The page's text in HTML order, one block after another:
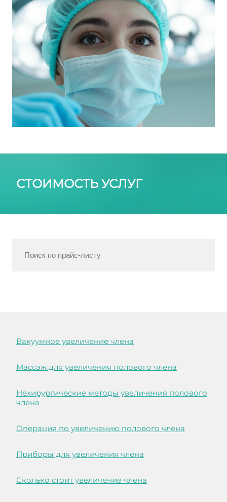
СТОИМОСТЬ УСЛУГ
Вакуумное увеличение члена
Массаж для увеличения полового члена
Нехирургические методы увеличения полового
члена
Операция по увеличению полового члена
Приборы для увеличения члена
Сколько стоит увеличение члена